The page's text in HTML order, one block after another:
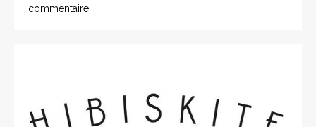
commentaire.